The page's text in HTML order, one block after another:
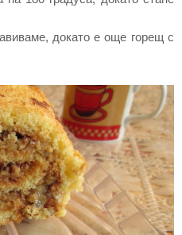
докато е още горещ с